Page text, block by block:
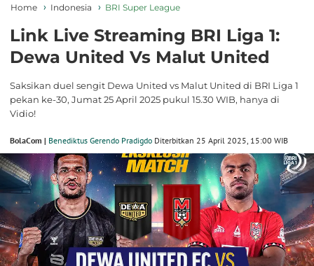
Home Indonesia BRI Super League
Link Live Streaming BRI Liga 1:
Dewa United Vs Malut United
Saksikan duel sengit Dewa United vs Malut United di BRI Liga 1
pekan ke-30, Jumat 25 April 2025 pukul 15.30 WIB, hanya di
Vidio!
BolaCom | Benediktus Gerendo Pradigdo Diterbitkan 25 April 2025, 15:00 WIB